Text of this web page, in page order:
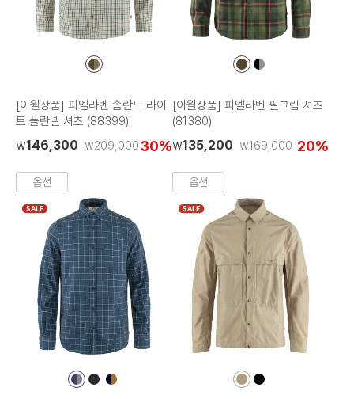
컬
[이월상품] 피엘라벤 솜란드 라이
트 플란넬 셔츠 (88399)
₩146,300 ₩209,00030%
옵션
컬
컬
[이월상품] 피엘라벤 필그림 셔츠
(81380)
₩135,200 ₩169,000 20%
옵션
SALE
컬
컬
컬
SALE
컬
컬